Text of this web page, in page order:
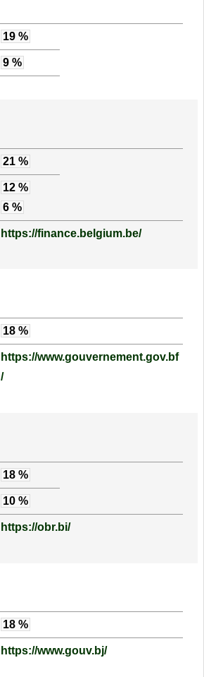
19 %
9 %
21 %
12 %
6 %
https://finance.belgium.be/
18 %
https://www.gouvernement.gov.bf
/
18 %
10 %
https://obr.bi/
18 %
https://www.gouv.bj/